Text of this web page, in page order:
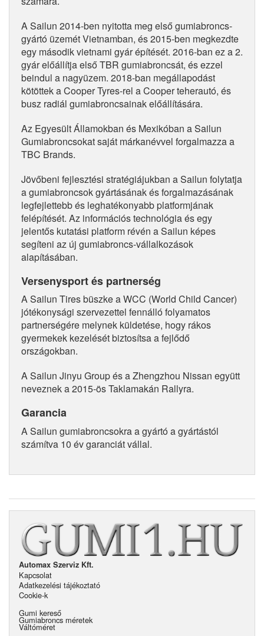
A Sailun 2014-ben nyitotta meg első gumiabroncs-
gyártó üzemét Vietnamban, és 2015-ben megkezdte
egy második vietnami gyár építését. 2016-ban ez a 2.
gyár előállítja első TBR gumiabroncsát, és ezzel
beindul a nagyüzem. 2018-ban megállapodást
kötöttek a Cooper Tyres-rel a Cooper teherautó, és
busz radiál gumiabroncsainak előállítására.
Az Egyesült Államokban és Mexikóban a Sailun
Gumiabroncsokat saját márkanévvel forgalmazza a
TBC Brands.
Jövőbeni fejlesztési stratégiájukban a Sailun folytatja
a gumiabroncsok gyártásának és forgalmazásának
legfejlettebb és leghatékonyabb platformjának
felépítését. Az információs technológia és egy
jelentős kutatási platform révén a Sailun képes
segíteni az új gumiabroncs-vállalkozások
alapításában.
Versenysport és partnerség
A Sailun Tires büszke a WCC (World Child Cancer)
jótékonysági szervezettel fennálló folyamatos
partnerségére melynek küldetése, hogy rákos
gyermekek kezelését biztosítsa a fejlődő
országokban.
A Sailun Jinyu Group és a Zhengzhou Nissan együtt
neveznek a 2015-ös Taklamakán Rallyra.
Garancia
A Sailun gumiabroncsokra a gyártó a gyártástól
számítva 10 év garanciát vállal.
Automax Szerviz Kft.
Kapcsolat
Adatkezelési tájékoztató
Cookie-k
Gumi kereső
Gumiabroncs méretek
Váltóméret